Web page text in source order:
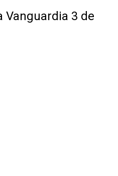
Vanguardia 3 de